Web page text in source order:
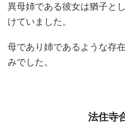
異母姉である彼女は猶子と
けていました。
母であり姉であるような存
みでした。
法住寺